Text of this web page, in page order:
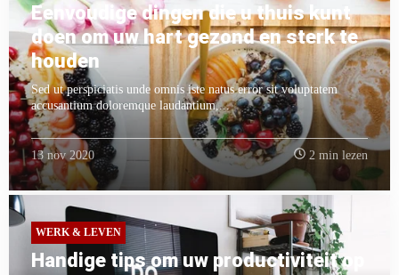
Eenvoudige dingen die u thuis kunt
doen om uw hart gezond en sterk te
houden
Sed ut perspiciatis unde omnis iste natus error sit voluptatem
accusantium doloremque laudantium,...
13 nov 2020 2 min lezen
WERK & LEVEN
Handige tips om uw productiviteit op